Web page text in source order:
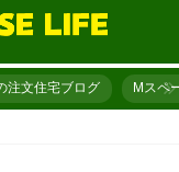
注文住宅ブログ Mスペ